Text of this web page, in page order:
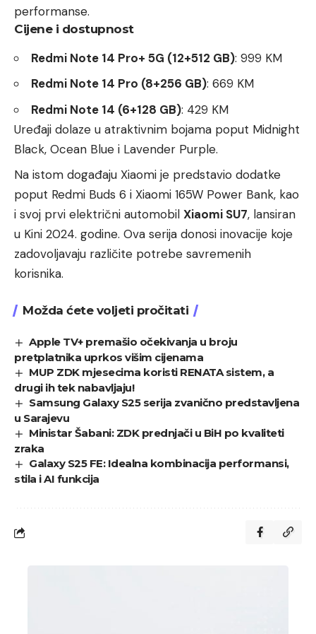
performanse.
Cijene i dostupnost
Redmi Note 14 Pro+ 5G (12+512 GB): 999 KM
Redmi Note 14 Pro (8+256 GB): 669 KM
Redmi Note 14 (6+128 GB): 429 KM
Uređaji dolaze u atraktivnim bojama poput Midnight
Black, Ocean Blue i Lavender Purple.
Na istom događaju Xiaomi je predstavio dodatke
poput Redmi Buds 6 i Xiaomi 165W Power Bank, kao
i svoj prvi električni automobil Xiaomi SU7, lansiran
u Kini 2024. godine. Ova serija donosi inovacije koje
zadovoljavaju različite potrebe savremenih
korisnika.
Možda ćete voljeti pročitati
Apple TV+ premašio očekivanja u broju
pretplatnika uprkos višim cijenama
MUP ZDK mjesecima koristi RENATA sistem, a
drugi ih tek nabavljaju!
Samsung Galaxy S25 serija zvanično predstavljena
u Sarajevu
Ministar Šabani: ZDK prednjači u BiH po kvaliteti
zraka
Galaxy S25 FE: Idealna kombinacija performansi,
stila i AI funkcija